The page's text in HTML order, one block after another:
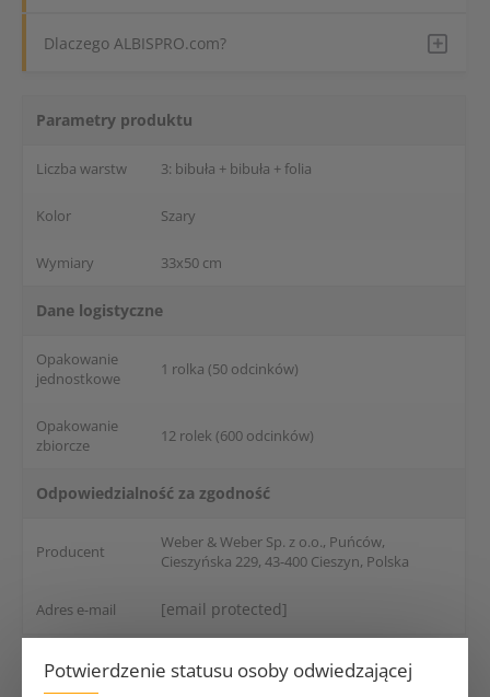
Potwierdzenie statusu osoby odwiedzającej
Dlaczego ALBISPRO.com?
Parametry produktu
Liczba warstw 3: bibuła + bibuła + folia
Kolor Szary
Wymiary 33x50 cm
Dane logistyczne
Opakowanie
jednostkowe
1 rolka (50 odcinków)
Opakowanie
zbiorcze
12 rolek (600 odcinków)
Odpowiedzialność za zgodność
Producent
Weber & Weber Sp. z o.o., Puńców,
Cieszyńska 229, 43-400 Cieszyn, Polska
Adres e-mail [email protected]
MedixPro serwety medyczne bibułowo - foliowe. Trzy